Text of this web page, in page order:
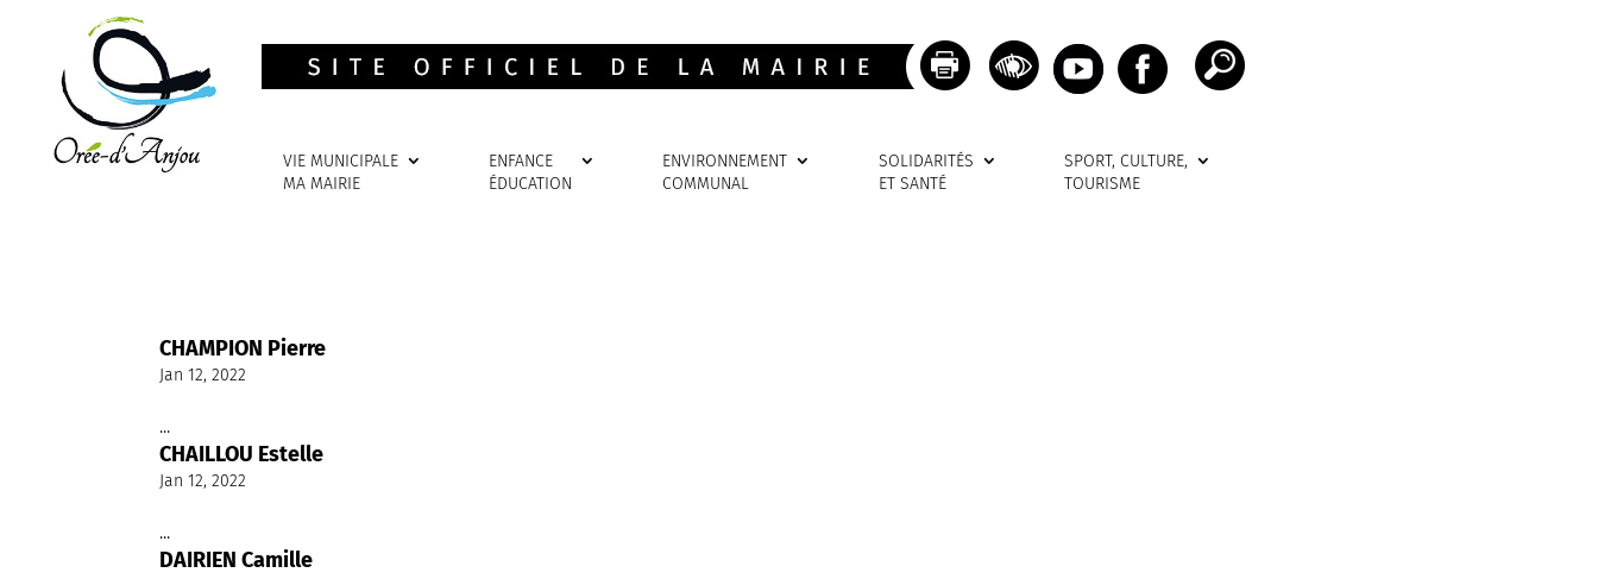
VIE MUNICIPALE
MA MAIRIE
ENFANCE
ÉDUCATION
ENVIRONNEMENT
COMMUNAL
SOLIDARITÉS
ET SANTÉ
SPORT, CULTURE,
TOURISME
CHAMPION Pierre
Jan 12, 2022
...
CHAILLOU Estelle
Jan 12, 2022
...
DAIRIEN Camille